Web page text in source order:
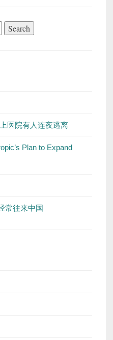
医院有人连夜逃离
Plan to Expand
常往来中国